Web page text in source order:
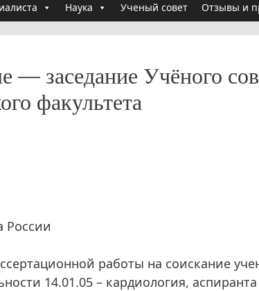
Наука Ученый совет Отзывы и
заседание Учёного
факультета
работы на соискание
14.01.05 – кардиология,